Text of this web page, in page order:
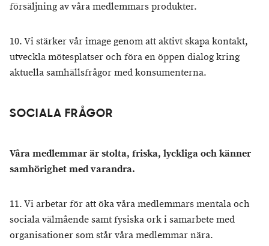
försäljning av våra medlemmars produkter.
10. Vi stärker vår image genom att aktivt skapa kontakt,
utveckla mötesplatser och föra en öppen dialog kring
aktuella samhällsfrågor med konsumenterna.
SOCIALA FRÅGOR
Våra medlemmar är stolta, friska, lyckliga och känner
samhörighet med varandra.
11. Vi arbetar för att öka våra medlemmars mentala och
sociala välmående samt fysiska ork i samarbete med
organisationer som står våra medlemmar nära.